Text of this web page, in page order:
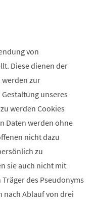
von
Diese dienen der
werden zur
unseres
werden Cookies
Daten werden ohne
nicht dazu
zu
sie auch nicht mit
des Pseudonyms
nach Ablauf von drei